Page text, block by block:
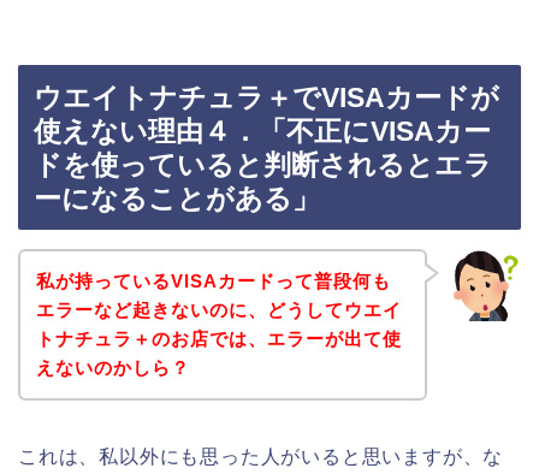
ウエイトナチュラ＋でVISAカードが
使えない理由４．「不正にVISAカー
ドを使っていると判断されるとエラ
ーになることがある」
私が持っているVISAカードって普段何も
エラーなど起きないのに、どうしてウエイ
トナチュラ＋のお店では、エラーが出て使
えないのかしら？
これは、私以外にも思った人がいると思いますが、な